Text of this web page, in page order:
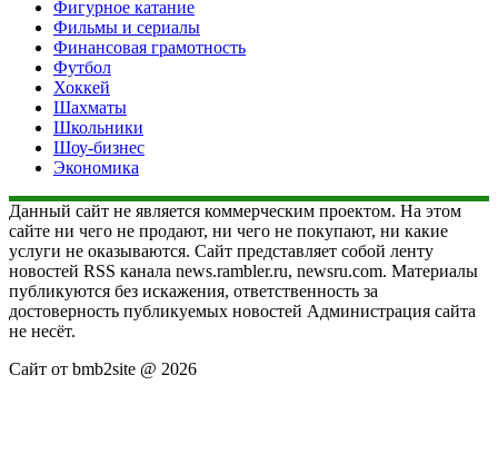
Фигурное катание
Фильмы и сериалы
Финансовая грамотность
Футбол
Хоккей
Шахматы
Школьники
Шоу-бизнес
Экономика
Данный сайт не является коммерческим проектом. На этом
сайте ни чего не продают, ни чего не покупают, ни какие
услуги не оказываются. Сайт представляет собой ленту
новостей RSS канала news.rambler.ru, newsru.com. Материалы
публикуются без искажения, ответственность за
достоверность публикуемых новостей Администрация сайта
не несёт.
Сайт от bmb2site @ 2026